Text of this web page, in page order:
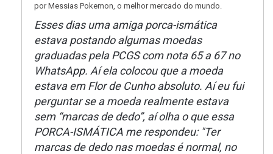
por Messias Pokemon, o melhor mercado do mundo.
Esses dias uma amiga porca-ismática
estava postando algumas moedas
graduadas pela PCGS com nota 65 a 67 no
WhatsApp. Aí ela colocou que a moeda
estava em Flor de Cunho absoluto. Aí eu fui
perguntar se a moeda realmente estava
sem “marcas de dedo”, aí olha o que essa
PORCA-ISMÁTICA me respondeu: "Ter
marcas de dedo nas moedas é normal, no